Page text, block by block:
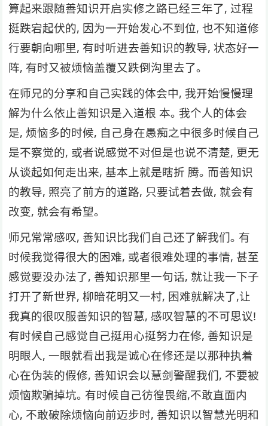
算起来跟随善知识开启实修之路已经三年了, 过程
挺跌宕起伏的, 因为⼀开始发⼼不到位, 也不知道修
⾏要朝向哪⾥, 有时听进去善知识的教导, 状态好⼀
阵, 有时⼜被烦恼盖覆⼜跌倒沟⾥去了｡
在师兄的分享和⾃⼰实践的体会中, 我开始慢慢理
解为什么依⽌善知识是⼊道根 本｡ 我个⼈的体会
是, 烦恼多的时候, ⾃⼰身在愚痴之中很多时候⾃⼰
是不察觉的, 或者说感觉不对但是也说不清楚, 更⽆
从谈起如何⾛出来, 基本上就是瞎折 腾｡ ⽽善知识
的教导, 照亮了前⽅的道路, 只要试着去做, 就会有
改变, 就会有希望｡
师兄常常感叹, 善知识⽐我们⾃⼰还了解我们｡ 有
时候我觉得很⼤的困难, 或者很难处理的事情, 甚⾄
感觉要没办法了, 善知识那⾥⼀句话, 就让我⼀下⼦
打开了新世界, 柳暗花明⼜⼀村, 困难就解决了,让
我真的很叹服善知识的智慧, 感叹智慧的不可思议!
有时候⾃⼰感觉⾃⼰挺⽤⼼挺努⼒在修, 善知识是
明眼⼈, ⼀眼就看出我是诚⼼在修还是以那种执着
⼼在伪装的假修, 善知识会以慧剑警醒我们, 不要被
烦恼欺骗掉坑｡ 有时候⾃⼰彷徨畏缩,不敢直⾯内
⼼, 不敢破除烦恼向前迈步时, 善知识以智慧光明和